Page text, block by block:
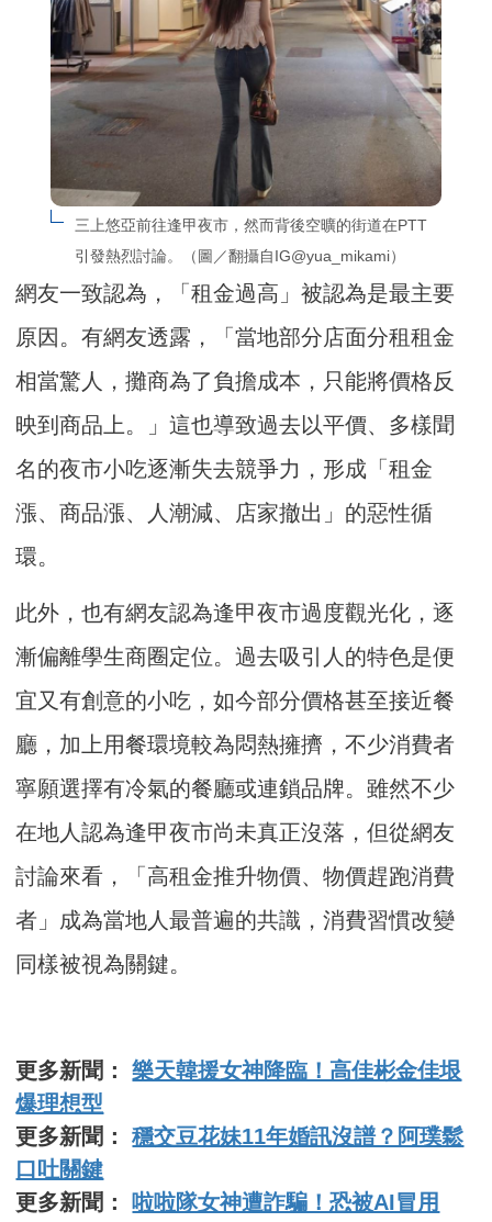
三上悠亞前往逢甲夜市，然而背後空曠的街道在PTT
引發熱烈討論。（圖／翻攝自IG@yua_mikami）
網友一致認為，「租金過高」被認為是最主要
原因。有網友透露，「當地部分店面分租租金
相當驚人，攤商為了負擔成本，只能將價格反
映到商品上。」這也導致過去以平價、多樣聞
名的夜市小吃逐漸失去競爭力，形成「租金
漲、商品漲、人潮減、店家撤出」的惡性循
環。
此外，也有網友認為逢甲夜市過度觀光化，逐
漸偏離學生商圈定位。過去吸引人的特色是便
宜又有創意的小吃，如今部分價格甚至接近餐
廳，加上用餐環境較為悶熱擁擠，不少消費者
寧願選擇有冷氣的餐廳或連鎖品牌。雖然不少
在地人認為逢甲夜市尚未真正沒落，但從網友
討論來看，「高租金推升物價、物價趕跑消費
者」成為當地人最普遍的共識，消費習慣改變
同樣被視為關鍵。
更多新聞：樂天韓援女神降臨！高佳彬金佳垠
爆理想型
更多新聞：穩交豆花妹11年婚訊沒譜？阿璞鬆
口吐關鍵
更多新聞： 啦啦隊女神遭詐騙！恐被AI冒用